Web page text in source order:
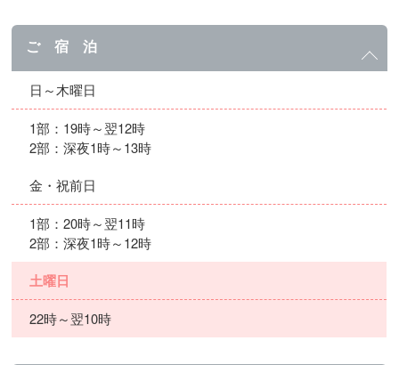
ご 宿 泊
日～木曜日
1部：19時～翌12時
2部：深夜1時～13時
金・祝前日
1部：20時～翌11時
2部：深夜1時～12時
土曜日
22時～翌10時